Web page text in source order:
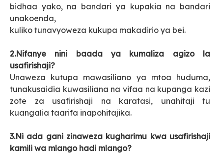
bidhaa yako, na bandari ya kupakia na bandari
unakoenda,
kuliko tunavyoweza kukupa makadirio ya bei.
2.Nifanye nini baada ya kumaliza agizo la
usafirishaji?
Unaweza kutupa mawasiliano ya mtoa huduma,
tunakusaidia kuwasiliana na vifaa na kupanga kazi
zote za usafirishaji na karatasi, unahitaji tu
kuangalia taarifa inapohitajika.
3.Ni ada gani zinaweza kugharimu kwa usafirishaji
kamili wa mlango hadi mlango?